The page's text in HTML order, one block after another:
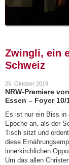
Zwingli, ein
Schweiz
25. Oktober 2019
NRW-Premiere
Essen – Foyer 10/
Es ist nur ein Biss in
Epoche an, als der
Tisch sitzt und
diese
innerkirchlichen
Um das allen